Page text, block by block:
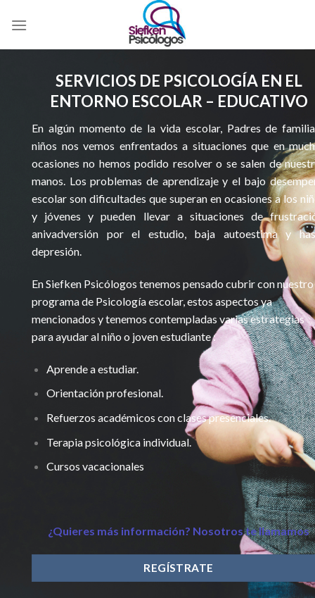
SERVICIOS DE PSICOLOGÍA EN EL
ENTORNO ESCOLAR – EDUCATIVO
En algún momento de la vida escolar, Padres de
niños nos vemos enfrentados a situaciones que en
ocasiones no hemos podido resolver o se salen de
manos. Los problemas de aprendizaje y el bajo
escolar son dificultades que superan en ocasiones a los
y jóvenes y pueden llevar a situaciones de
anivadversión por el estudio, baja autoestima y
depresión.
En Siefken Psicólogos tenemos pensado cubrir con nuestro
programa de Psicología escolar, estos aspectos ya
mencionados y tenemos contempladas varias estrategias
para ayudar al niño o joven estudiante :
Aprende a estudiar.
Orientación profesional.
Refuerzos académicos con clases presenciales.
Terapia psicológica individual.
Cursos vacacionales
¿Quieres más información? Nosotros te llamamos
REGÍSTRATE